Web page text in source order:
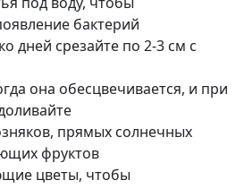
бактерий
дней срезайте по 2-3 см с
она обесцвечивается, и при
прямых солнечных
фруктов
цветы, чтобы